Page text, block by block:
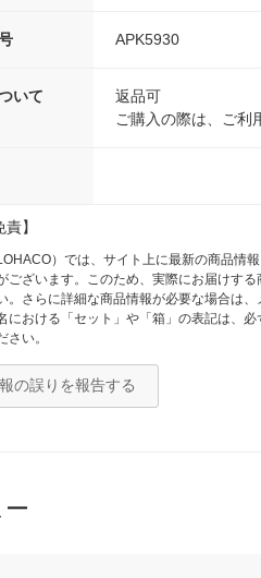
APK5930
いて
返品可
ご購入の際は、ご利
】
）では、サイト上に最新の商品情
ございます。このため、実際にお届けす
。さらに詳細な商品情報が必要な場合は、
における「セット」や「箱」の表記は、
さい。
の誤りを報告する